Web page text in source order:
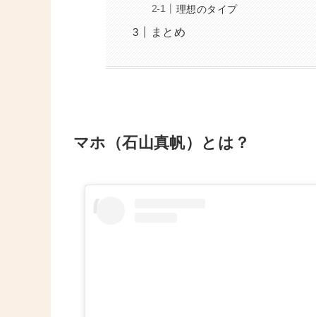
理想のタイプ
まとめ
マホ（石山真帆）とは？